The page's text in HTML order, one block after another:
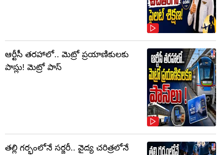
ఆర్టీసీ తరహాలో.. మెట్రో ప్రయాణికులకు
పాస్లు! మెట్రో పాస్
తల్లి గర్భంలోనే సర్జరీ.. వైద్య చరిత్రలోనే